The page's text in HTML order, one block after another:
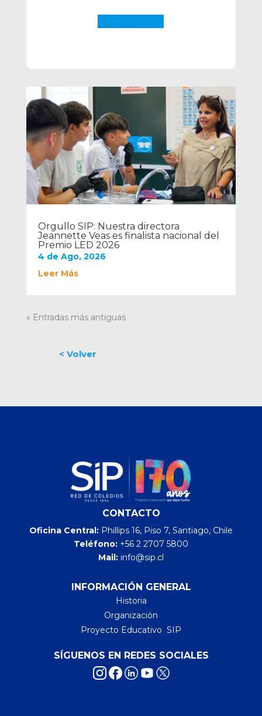
Orgullo SIP: Nuestra directora
Jeannette Veas es finalista nacional del
Premio LED 2026
4 de Ago, 2026
Leer Más
« Entradas más antiguas
CONTACTO
Oficina Central: Phillips 16, Piso 7, Santiago, Chile
Teléfono: +56 2 2707 5800
Mail: info@sip.cl
INFORMACIÓN GENERAL
Historia
Organización
Proyecto Educativo SIP
SÍGUENOS EN REDES SOCIALES